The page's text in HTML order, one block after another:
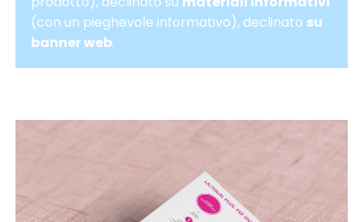
(con un pieghevole informativo), declinato su
banner web.